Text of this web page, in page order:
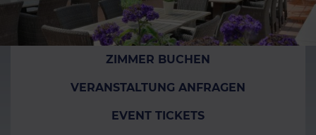
ZIMMER BUCHEN
VERANSTALTUNG ANFRAGEN
EVENT TICKETS